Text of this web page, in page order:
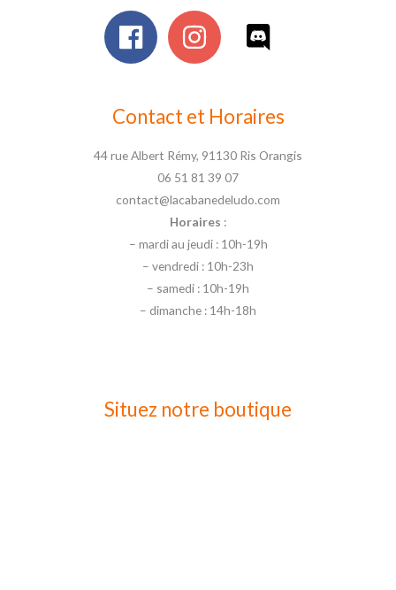
Contact et Horaires
44 rue Albert Rémy, 91130 Ris Orangis
06 51 81 39 07
contact@lacabanedeludo.com
Horaires :
– mardi au jeudi : 10h-19h
– vendredi : 10h-23h
– samedi : 10h-19h
– dimanche : 14h-18h
Situez notre boutique